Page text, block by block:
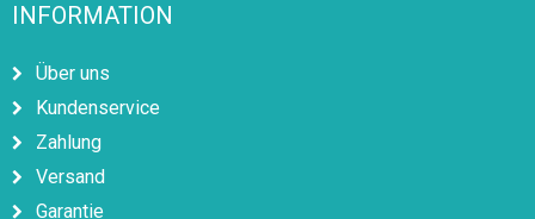
INFORMATION
Über uns
Kundenservice
Zahlung
Versand
Garantie